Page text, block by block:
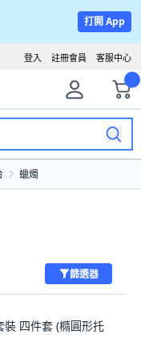
打開 App
客服中心
註冊會員
登入
蠟燭
篩選器
裝 四件套 (橢圓形托